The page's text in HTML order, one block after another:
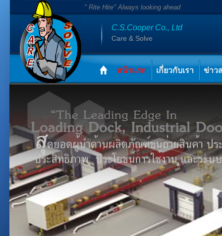
" Rite Hite" Always looking ahead
C.S.Cooper Co., Ltd
Care & Solve
หน้าแรก เกี่ยวกับเรา ข่าว